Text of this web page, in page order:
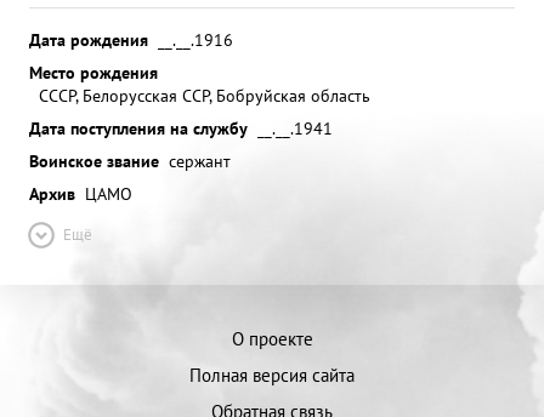
Дата рождения
__.__.1916
Место рождения
СССР, Белорусская ССР, Бобруйская область
Дата поступления на службу
__.__.1941
Воинское звание сержант
Архив ЦАМО
Ещё
О проекте
Полная версия сайта
Обратная связь